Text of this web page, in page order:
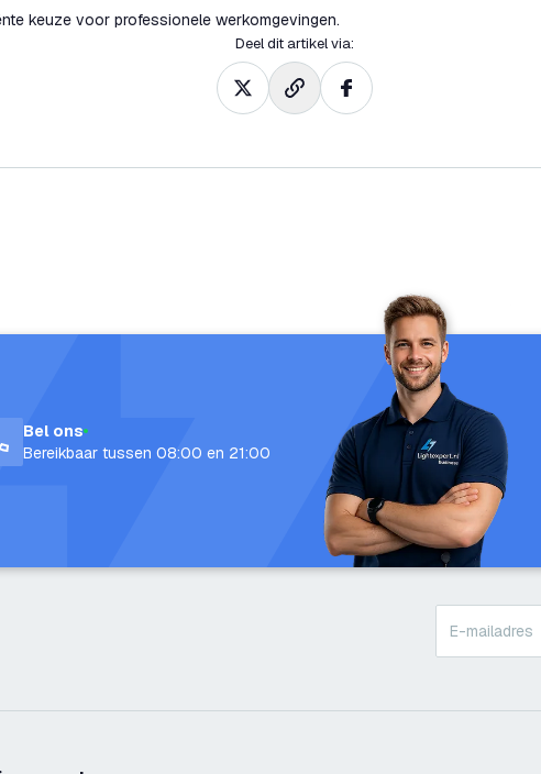
keuze voor professionele werkomgevingen.
Deel dit artikel via:
Bel ons
Bereikbaar tussen 08:00 en 21:00